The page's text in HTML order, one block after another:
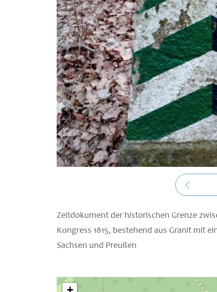
Zeitdokument der historischen Grenze
Kongress 1815, bestehend aus Granit mit
Sachsen und Preußen